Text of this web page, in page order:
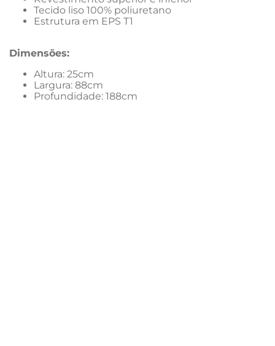
Tecido liso 100% poliuretano
Estrutura em EPS T1
Dimensões:
Altura: 25cm
Largura: 88cm
Profundidade: 188cm